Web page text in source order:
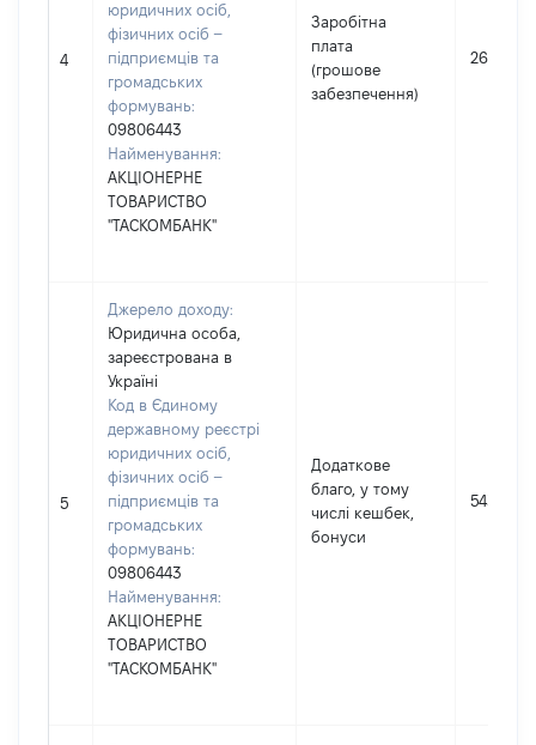
4
юридичних осіб,
фізичних осіб –
підприємців та
громадських
формувань:
09806443
Найменування:
АКЦІОНЕРНЕ
ТОВАРИСТВО
"ТАСКОМБАНК"
Заробітна
плата
(грошове
забезпечення)
262145
5
Джерело доходу:
Юридична особа,
зареєстрована в
Україні
Код в Єдиному
державному реєстрі
юридичних осіб,
фізичних осіб –
підприємців та
громадських
формувань:
09806443
Найменування:
АКЦІОНЕРНЕ
ТОВАРИСТВО
"ТАСКОМБАНК"
Додаткове
благо, у тому
числі кешбек,
бонуси
5433